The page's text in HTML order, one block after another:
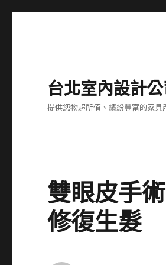
台北室內設計
提供您物超所值、繽紛豐富的家
雙眼皮手
修復生髮